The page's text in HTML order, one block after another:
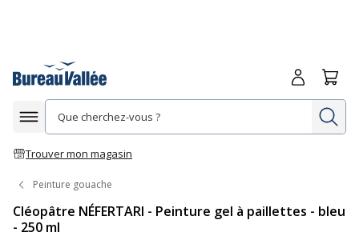
Afficher la navigation
Trouver mon magasin
Me
Peinture gouache
Cléopâtre NÉFERTARI - Peinture gel à paillettes - bleu
- 250 ml